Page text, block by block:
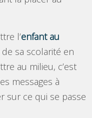
l’enfant au
sa scolarité en
au milieu, c’est
messages à
sur ce qui se passe